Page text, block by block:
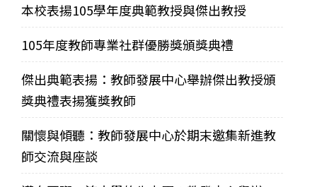
本校表揚105學年度典範教授與傑出教授
105年度教師專業社群優勝獎頒獎典禮
傑出典範表揚：教師發展中心舉辦傑出教授頒
獎典禮表揚獲獎教師
關懷與傾聽：教師發展中心於期末邀集新進教
師交流與座談